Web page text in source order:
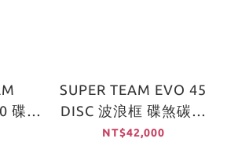
SUPER TEAM EVO 45
DISC 波浪框 碟煞碳纖
輪組
NT$42,000